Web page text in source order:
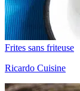
Frites sans friteuse
Ricardo Cuisine